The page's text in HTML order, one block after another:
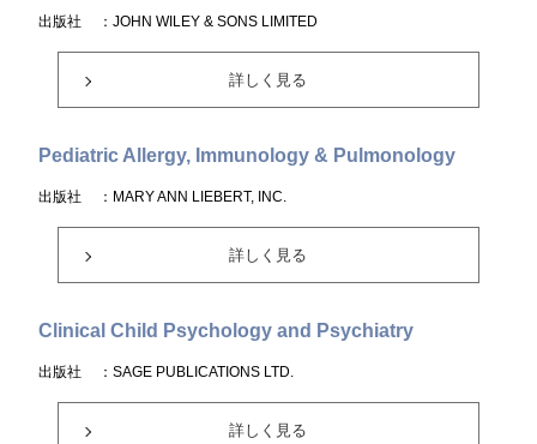
出版社 ：JOHN WILEY & SONS LIMITED
詳しく見る
Pediatric Allergy, Immunology & Pulmonology
出版社 ：MARY ANN LIEBERT, INC.
詳しく見る
Clinical Child Psychology and Psychiatry
出版社 ：SAGE PUBLICATIONS LTD.
詳しく見る